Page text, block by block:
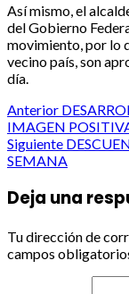
Así mismo, el
del Gobierno
movimiento, por lo
vecino país, son
día.
Post
navigation
Anterior
IMAGEN
Siguiente
SEMANA
Deja una
Tu dirección de
campos